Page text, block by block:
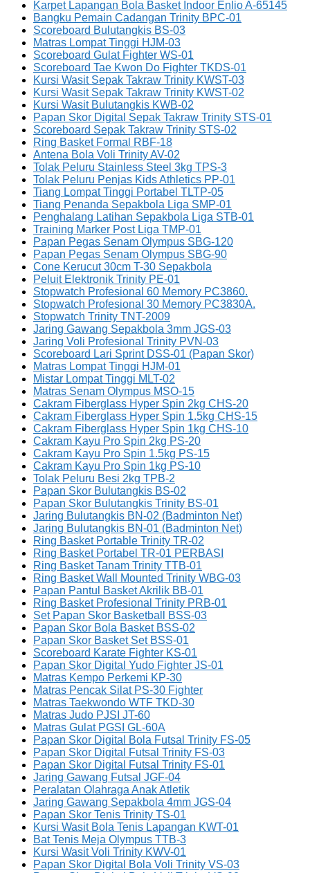
Karpet Lapangan Bola Basket Indoor Enlio A-65145
Bangku Pemain Cadangan Trinity BPC-01
Scoreboard Bulutangkis BS-03
Matras Lompat Tinggi HJM-03
Scoreboard Gulat Fighter WS-01
Scoreboard Tae Kwon Do Fighter TKDS-01
Kursi Wasit Sepak Takraw Trinity KWST-03
Kursi Wasit Sepak Takraw Trinity KWST-02
Kursi Wasit Bulutangkis KWB-02
Papan Skor Digital Sepak Takraw Trinity STS-01
Scoreboard Sepak Takraw Trinity STS-02
Ring Basket Formal RBF-18
Antena Bola Voli Trinity AV-02
Tolak Peluru Stainless Steel 3kg TPS-3
Tolak Peluru Penjas Kids Athletics PP-01
Tiang Lompat Tinggi Portabel TLTP-05
Tiang Penanda Sepakbola Liga SMP-01
Penghalang Latihan Sepakbola Liga STB-01
Training Marker Post Liga TMP-01
Papan Pegas Senam Olympus SBG-120
Papan Pegas Senam Olympus SBG-90
Cone Kerucut 30cm T-30 Sepakbola
Peluit Elektronik Trinity PE-01
Stopwatch Profesional 60 Memory PC3860.
Stopwatch Profesional 30 Memory PC3830A.
Stopwatch Trinity TNT-2009
Jaring Gawang Sepakbola 3mm JGS-03
Jaring Voli Profesional Trinity PVN-03
Scoreboard Lari Sprint DSS-01 (Papan Skor)
Matras Lompat Tinggi HJM-01
Mistar Lompat Tinggi MLT-02
Matras Senam Olympus MSO-15
Cakram Fiberglass Hyper Spin 2kg CHS-20
Cakram Fiberglass Hyper Spin 1.5kg CHS-15
Cakram Fiberglass Hyper Spin 1kg CHS-10
Cakram Kayu Pro Spin 2kg PS-20
Cakram Kayu Pro Spin 1.5kg PS-15
Cakram Kayu Pro Spin 1kg PS-10
Tolak Peluru Besi 2kg TPB-2
Papan Skor Bulutangkis BS-02
Papan Skor Bulutangkis Trinity BS-01
Jaring Bulutangkis BN-02 (Badminton Net)
Jaring Bulutangkis BN-01 (Badminton Net)
Ring Basket Portable Trinity TR-02
Ring Basket Portabel TR-01 PERBASI
Ring Basket Tanam Trinity TTB-01
Ring Basket Wall Mounted Trinity WBG-03
Papan Pantul Basket Akrilik BB-01
Ring Basket Profesional Trinity PRB-01
Set Papan Skor Basketball BSS-03
Papan Skor Bola Basket BSS-02
Papan Skor Basket Set BSS-01
Scoreboard Karate Fighter KS-01
Papan Skor Digital Yudo Fighter JS-01
Matras Kempo Perkemi KP-30
Matras Pencak Silat PS-30 Fighter
Matras Taekwondo WTF TKD-30
Matras Judo PJSI JT-60
Matras Gulat PGSI GL-60A
Papan Skor Digital Bola Futsal Trinity FS-05
Papan Skor Digital Futsal Trinity FS-03
Papan Skor Digital Futsal Trinity FS-01
Jaring Gawang Futsal JGF-04
Peralatan Olahraga Anak Atletik
Jaring Gawang Sepakbola 4mm JGS-04
Papan Skor Tenis Trinity TS-01
Kursi Wasit Bola Tenis Lapangan KWT-01
Bat Tenis Meja Olympus TTB-3
Kursi Wasit Voli Trinity KWV-01
Papan Skor Digital Bola Voli Trinity VS-03